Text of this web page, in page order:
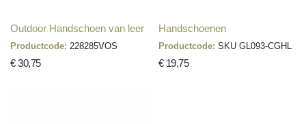
Outdoor Handschoen van leer
Productcode: 228285VOS
€ 30,75
Handschoenen
Productcode: SKU GL093-CGHL
€ 19,75